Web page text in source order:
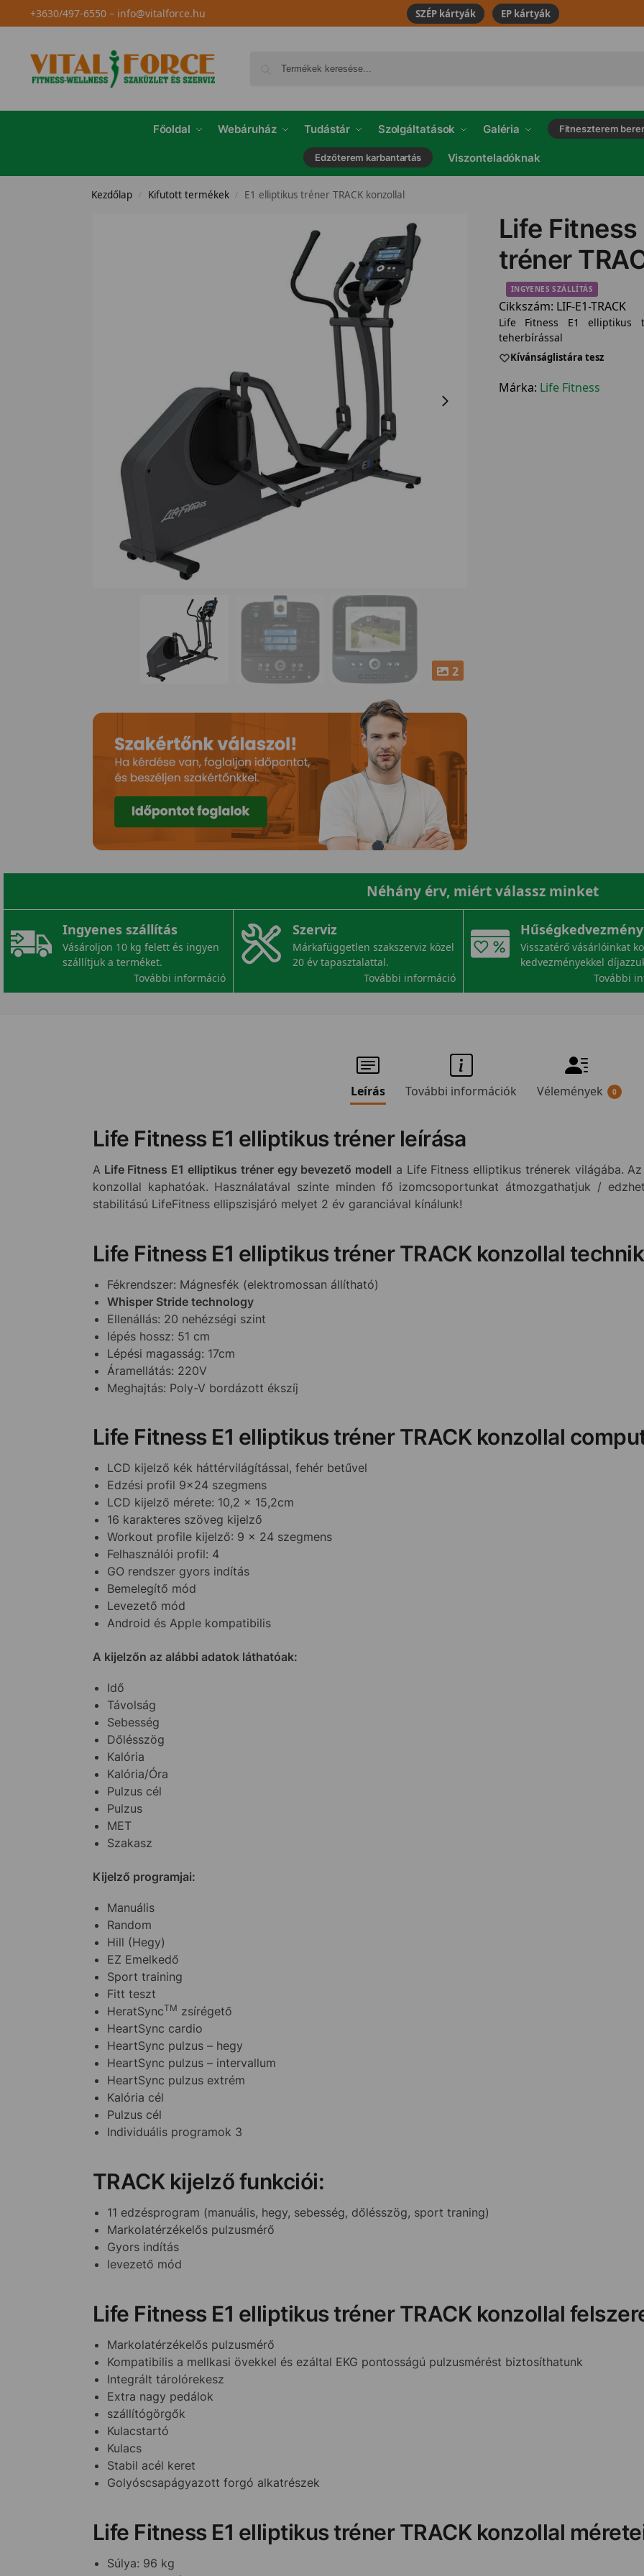
+3630/497-6550– info@vitalforce.hu SZÉP kártyák EP kártyák
Főoldal Webáruház Tudástár Szolgáltatások Galéria Fitneszterem
Edzőterem karbantartás Viszonteladóknak
Kezdőlap / Kifutott termékek / E1 elliptikus tréner TRACK konzollal
2
Life
tréner
INGYENES SZÁLLÍTÁS
Cikkszám: LIF-E1-TRACK
Life Fitness E1 elliptikus
teherbírással
Kívánságlistára tesz
Márka: Life Fitness
Néhány érv, miért válassz minket
Ingyenes szállítás
Vásároljon 10 kg felett és ingyen
szállítjuk a terméket.
További információ
Szerviz
Márkafüggetlen szakszerviz közel
20 év tapasztalattal.
További információ
Hűségkedvezmény
Visszatérő vásárlóinkat
kedvezményekkel
További
Leírás További információk Vélemények 0
Life Fitness E1 elliptikus tréner leírása
A Life Fitness E1 elliptikus tréner egy bevezető modell a Life Fitness elliptikus trénerek világába.
konzollal kaphatóak. Használatával szinte minden fő izomcsoportunkat átmozgathatjuk /
stabilitású LifeFitness ellipszisjáró melyet 2 év garanciával kínálunk!
Life Fitness E1 elliptikus tréner TRACK konzollal
Fékrendszer: Mágnesfék (elektromossan állítható)
Whisper Stride technology
Ellenállás: 20 nehézségi szint
lépés hossz: 51 cm
Lépési magasság: 17cm
Áramellátás: 220V
Meghajtás: Poly-V bordázott ékszíj
Life Fitness E1 elliptikus tréner TRACK konzollal
LCD kijelző kék háttérvilágítással, fehér betűvel
Edzési profil 9×24 szegmens
LCD kijelző mérete: 10,2 x 15,2cm
16 karakteres szöveg kijelző
Workout profile kijelző: 9 x 24 szegmens
Felhasználói profil: 4
GO rendszer gyors indítás
Bemelegítő mód
Levezető mód
Android és Apple kompatibilis
A kijelzőn az alábbi adatok láthatóak:
Idő
Távolság
Sebesség
Dőlésszög
Kalória
Kalória/Óra
Pulzus cél
Pulzus
MET
Szakasz
Kijelző programjai:
Manuális
Random
Hill (Hegy)
EZ Emelkedő
Sport training
Fitt teszt
HeratSyncTM zsírégető
HeartSync cardio
HeartSync pulzus – hegy
HeartSync pulzus – intervallum
HeartSync pulzus extrém
Kalória cél
Pulzus cél
Individuális programok 3
TRACK kijelző funkciói:
11 edzésprogram (manuális, hegy, sebesség, dőlésszög, sport traning)
Markolatérzékelős pulzusmérő
Gyors indítás
levezető mód
Life Fitness E1 elliptikus tréner TRACK konzollal
Markolatérzékelős pulzusmérő
Kompatibilis a mellkasi övekkel és ezáltal EKG pontosságú pulzusmérést biztosíthatunk
Integrált tárolórekesz
Extra nagy pedálok
szállítógörgők
Kulacstartó
Kulacs
Stabil acél keret
Golyóscsapágyazott forgó alkatrészek
Life Fitness E1 elliptikus tréner TRACK konzollal
Súlya: 96 kg